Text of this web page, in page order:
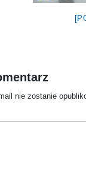
nie zostanie